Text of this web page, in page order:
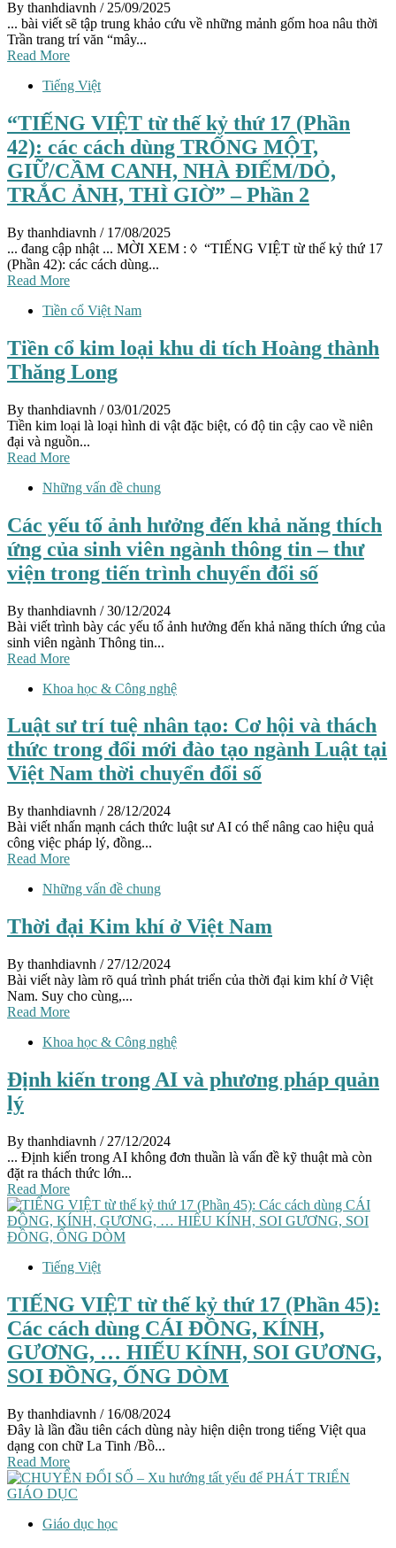
By thanhdiavnh / 25/09/2025
... bài viết sẽ tập trung khảo cứu về những mảnh gốm hoa nâu thời
Trần trang trí văn “mây...
Read More
Tiếng Việt
“TIẾNG VIỆT từ thế kỷ thứ 17 (Phần
42): các cách dùng TRỐNG MỘT,
GIỮ/CẦM CANH, NHÀ ĐIẾM/DỎ,
TRẮC ẢNH, THÌ GIỜ” – Phần 2
By thanhdiavnh / 17/08/2025
... đang cập nhật ... MỜI XEM : ◊ “TIẾNG VIỆT từ thế kỷ thứ 17
(Phần 42): các cách dùng...
Read More
Tiền cổ Việt Nam
Tiền cổ kim loại khu di tích Hoàng thành
Thăng Long
By thanhdiavnh / 03/01/2025
Tiền kim loại là loại hình di vật đặc biệt, có độ tin cậy cao về niên
đại và nguồn...
Read More
Những vấn đề chung
Các yếu tố ảnh hưởng đến khả năng thích
ứng của sinh viên ngành thông tin – thư
viện trong tiến trình chuyển đổi số
By thanhdiavnh / 30/12/2024
Bài viết trình bày các yếu tố ảnh hưởng đến khả năng thích ứng của
sinh viên ngành Thông tin...
Read More
Khoa học & Công nghệ
Luật sư trí tuệ nhân tạo: Cơ hội và thách
thức trong đổi mới đào tạo ngành Luật tại
Việt Nam thời chuyển đổi số
By thanhdiavnh / 28/12/2024
Bài viết nhấn mạnh cách thức luật sư AI có thể nâng cao hiệu quả
công việc pháp lý, đồng...
Read More
Những vấn đề chung
Thời đại Kim khí ở Việt Nam
By thanhdiavnh / 27/12/2024
Bài viết này làm rõ quá trình phát triển của thời đại kim khí ở Việt
Nam. Suy cho cùng,...
Read More
Khoa học & Công nghệ
Định kiến trong AI và phương pháp quản
lý
By thanhdiavnh / 27/12/2024
... Định kiến trong AI không đơn thuần là vấn đề kỹ thuật mà còn
đặt ra thách thức lớn...
Read More
Tiếng Việt
TIẾNG VIỆT từ thế kỷ thứ 17 (Phần 45):
Các cách dùng CÁI ĐỒNG, KÍNH,
GƯƠNG, … HIẾU KÍNH, SOI GƯƠNG,
SOI ĐỒNG, ỐNG DÒM
By thanhdiavnh / 16/08/2024
Đây là lần đầu tiên cách dùng này hiện diện trong tiếng Việt qua
dạng con chữ La Tinh /Bồ...
Read More
Giáo dục học